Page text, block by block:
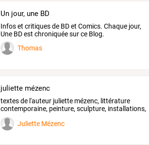
Un jour, une BD
Infos et critiques de BD et Comics. Chaque jour,
Une BD est chroniquée sur ce Blog.
Thomas
juliette mézenc
textesde l'auteur juliette mézenc, littérature
contemporaine, peinture,sculpture, installations,
…
Juliette Mézenc